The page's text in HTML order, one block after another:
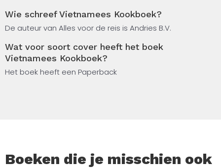
van de wereldberoemde pho en verse loempia’s tot
minder bekende regionale specialiteiten. Je leert werken
vissaus, rijstpapier en Vietnamese munt.
Elke recept wordt helder uitgelegd, zodat je stap voor
Wie schreef Vietnamees Kookboek?
De auteur van Alles voor de reis is Andries B.V.
Wat voor soort cover heeft het boek
Vietnamees Kookboek?
Het boek heeft een Paperback
Boeken die je misschien ook